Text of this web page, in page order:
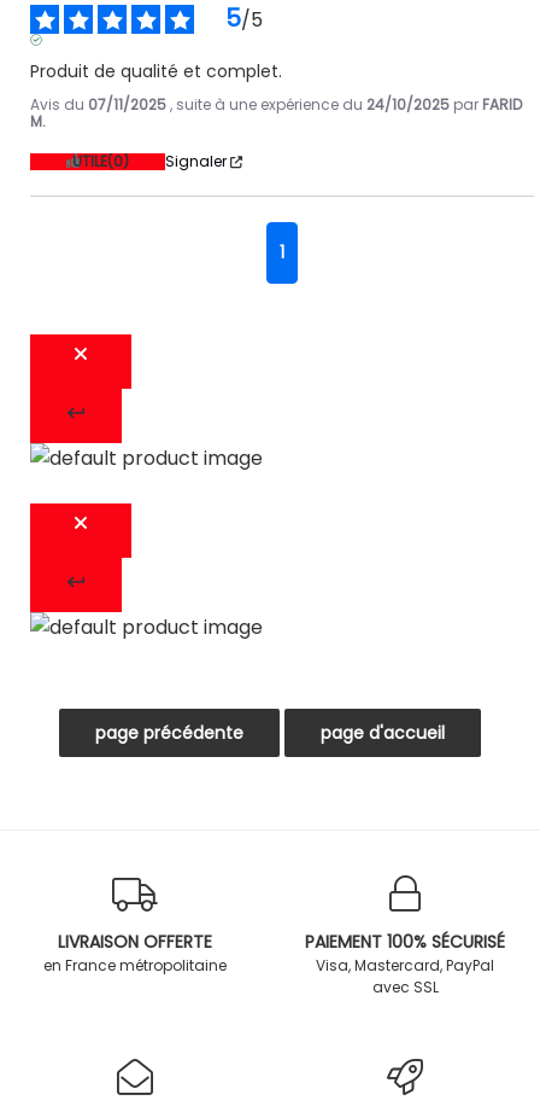
5/5
Produit de qualité et complet.
Avis du 07/11/2025, suite à une expérience du 24/10/2025 par FARID
M.
UTILE(0) Signaler
1
LIVRAISON OFFERTE
en France métropolitaine
PAIEMENT 100% SÉCURISÉ
Visa, Mastercard, PayPal
avec SSL